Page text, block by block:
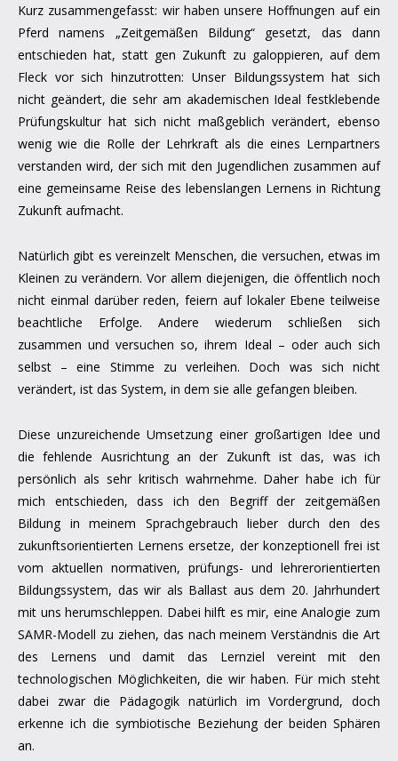
Kurz zusammengefasst: wir haben unsere Hoffnungen auf ein
Pferd namens „Zeitgemäßen Bildung“ gesetzt, das dann
entschieden hat, statt gen Zukunft zu galoppieren, auf dem
Fleck vor sich hinzutrotten: Unser Bildungssystem hat sich
nicht geändert, die sehr am akademischen Ideal festklebende
Prüfungskultur hat sich nicht maßgeblich verändert, ebenso
wenig wie die Rolle der Lehrkraft als die eines Lernpartners
verstanden wird, der sich mit den Jugendlichen zusammen auf
eine gemeinsame Reise des lebenslangen Lernens in Richtung
Zukunft aufmacht.
Natürlich gibt es vereinzelt Menschen, die versuchen, etwas im
Kleinen zu verändern. Vor allem diejenigen, die öffentlich noch
nicht einmal darüber reden, feiern auf lokaler Ebene teilweise
beachtliche Erfolge. Andere wiederum schließen sich
zusammen und versuchen so, ihrem Ideal – oder auch sich
selbst – eine Stimme zu verleihen. Doch was sich nicht
verändert, ist das System, in dem sie alle gefangen bleiben.
Diese unzureichende Umsetzung einer großartigen Idee und
die fehlende Ausrichtung an der Zukunft ist das, was ich
persönlich als sehr kritisch wahrnehme. Daher habe ich für
mich entschieden, dass ich den Begriff der zeitgemäßen
Bildung in meinem Sprachgebrauch lieber durch den des
zukunftsorientierten Lernens ersetze, der konzeptionell frei ist
vom aktuellen normativen, prüfungs- und lehrerorientierten
Bildungssystem, das wir als Ballast aus dem 20. Jahrhundert
mit uns herumschleppen. Dabei hilft es mir, eine Analogie zum
SAMR-Modell zu ziehen, das nach meinem Verständnis die Art
des Lernens und damit das Lernziel vereint mit den
technologischen Möglichkeiten, die wir haben. Für mich steht
dabei zwar die Pädagogik natürlich im Vordergrund, doch
erkenne ich die symbiotische Beziehung der beiden Sphären
an.